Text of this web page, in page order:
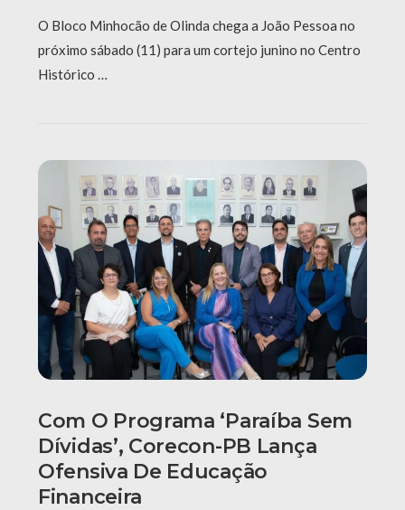
O Bloco Minhocão de Olinda chega a João Pessoa no
próximo sábado (11) para um cortejo junino no Centro
Histórico …
Com O Programa ‘Paraíba Sem
Dívidas’, Corecon-PB Lança
Ofensiva De Educação
Financeira